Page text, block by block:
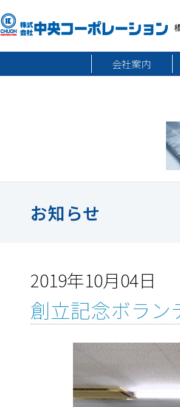
会社案内
お知らせ
2019年10月04日
創立記念ボラン